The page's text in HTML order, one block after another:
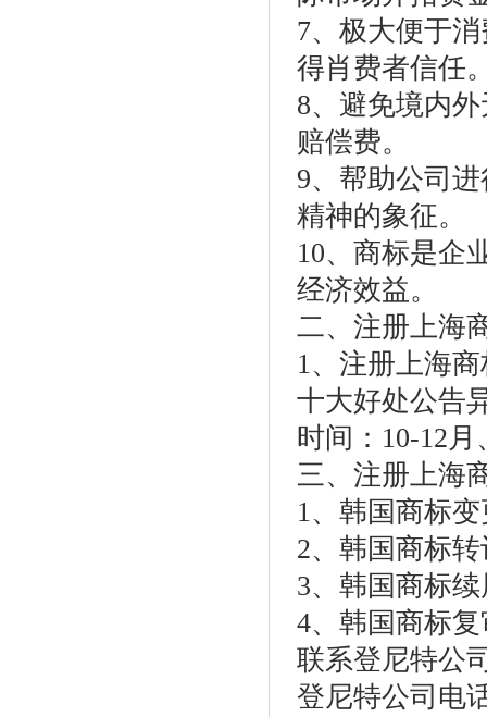
7、极大便于
得肖费者信任
8、避免境内
赔偿费。
9、帮助公司
精神的象征。
10、商标是企
经济效益。
二、注册上海
1、注册上海
十大好处公告
时间：10-12
三、注册上海
1、韩国商标
2、韩国商标
3、韩国商标
4、韩国商标
联系登尼特公
登尼特公司电